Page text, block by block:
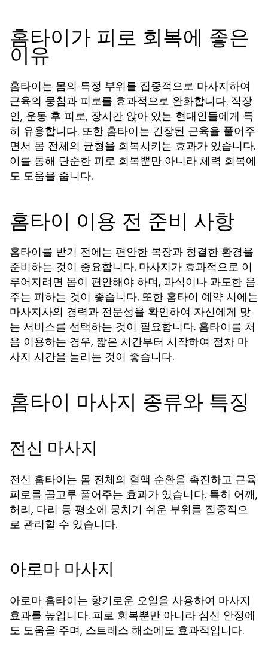
홈타이가 피로 회복에 좋은
이유
홈타이는 몸의 특정 부위를 집중적으로 마사지하여
근육의 뭉침과 피로를 효과적으로 완화합니다. 직장
인, 운동 후 피로, 장시간 앉아 있는 현대인들에게 특
히 유용합니다. 또한 홈타이는 긴장된 근육을 풀어주
면서 몸 전체의 균형을 회복시키는 효과가 있습니다.
이를 통해 단순한 피로 회복뿐만 아니라 체력 회복에
도 도움을 줍니다.
홈타이 이용 전 준비 사항
홈타이를 받기 전에는 편안한 복장과 청결한 환경을
준비하는 것이 중요합니다. 마사지가 효과적으로 이
루어지려면 몸이 편안해야 하며, 과식이나 과도한 음
주는 피하는 것이 좋습니다. 또한 홈타이 예약 시에는
마사지사의 경력과 전문성을 확인하여 자신에게 맞
는 서비스를 선택하는 것이 필요합니다. 홈타이를 처
음 이용하는 경우, 짧은 시간부터 시작하여 점차 마
사지 시간을 늘리는 것이 좋습니다.
홈타이 마사지 종류와 특징
전신 마사지
전신 홈타이는 몸 전체의 혈액 순환을 촉진하고 근육
피로를 골고루 풀어주는 효과가 있습니다. 특히 어깨,
허리, 다리 등 평소에 뭉치기 쉬운 부위를 집중적으
로 관리할 수 있습니다.
아로마 마사지
아로마 홈타이는 향기로운 오일을 사용하여 마사지
효과를 높입니다. 피로 회복뿐만 아니라 심신 안정에
도 도움을 주며, 스트레스 해소에도 효과적입니다.